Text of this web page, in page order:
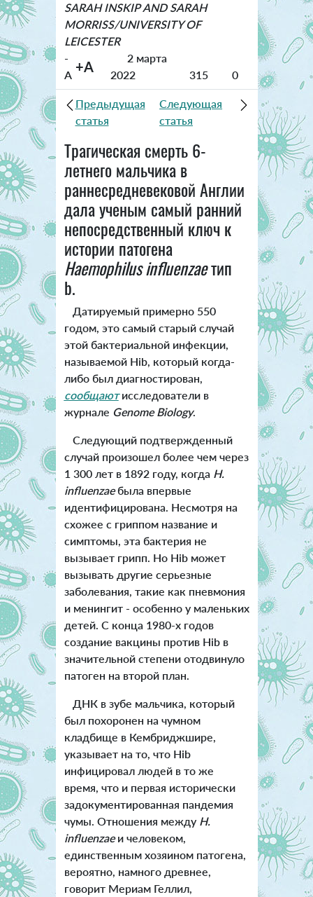
SARAH INSKIP AND SARAH
MORRISS/UNIVERSITY OF
LEICESTER
-
A +A
2 марта
2022
315 0
Предыдущая
статья
Следующая
статья
Трагическая смерть 6-
летнего мальчика в
раннесредневековой Англии
дала ученым самый ранний
непосредственный ключ к
истории патогена
Haemophilus influenzaeтип
b.
Датируемый примерно 550
годом, это самый старый случай
этой бактериальной инфекции,
называемой Hib, который когда-
либо был диагностирован,
сообщаютисследователи в
журнале Genome Biology.
Следующий подтвержденный
случай произошел более чем через
1 300 лет в 1892 году, когда H.
influenzaeбыла впервые
идентифицирована. Несмотря на
схожее с гриппом название и
симптомы, эта бактерия не
вызывает грипп. Но Hib может
вызывать другие серьезные
заболевания, такие как пневмония
и менингит - особенно у маленьких
детей. С конца 1980-х годов
создание вакцины против Hib в
значительной степени отодвинуло
патоген на второй план.
ДНК в зубе мальчика, который
был похоронен на чумном
кладбище в Кембриджшире,
указывает на то, что Hib
инфицировал людей в то же
время, что и первая исторически
задокументированная пандемия
чумы. Отношения между H.
influenzaeи человеком,
единственным хозяином патогена,
вероятно, намного древнее,
говорит Мериам Геллил,